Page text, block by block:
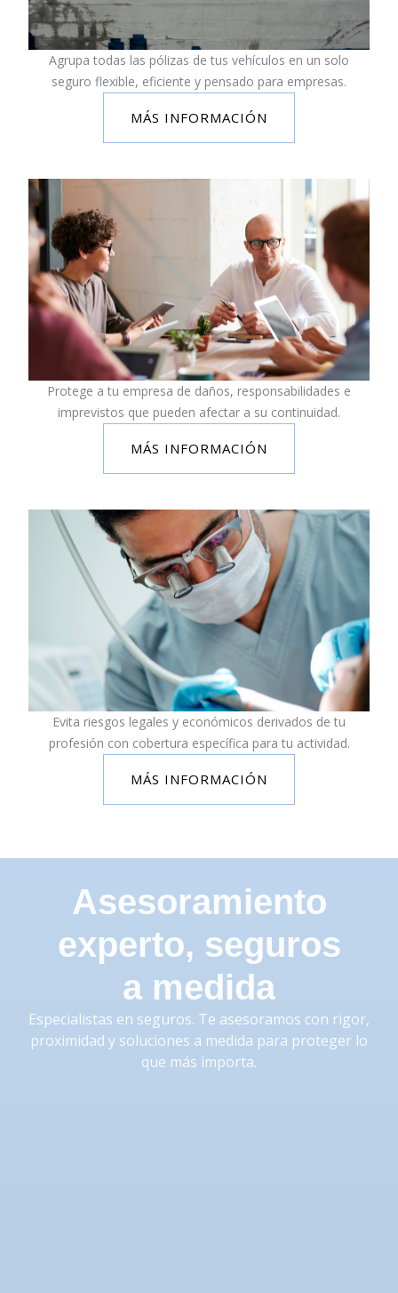
Agrupa todas las pólizas de tus vehículos en un solo
seguro flexible, eficiente y pensado para empresas.
MÁS INFORMACIÓN
Protege a tu empresa de daños, responsabilidades e
imprevistos que pueden afectar a su continuidad.
MÁS INFORMACIÓN
Evita riesgos legales y económicos derivados de tu
profesión con cobertura específica para tu actividad.
MÁS INFORMACIÓN
Asesoramiento
experto, seguros
a medida
Especialistas en seguros. Te asesoramos con rigor,
proximidad y soluciones a medida para proteger lo
que más importa.